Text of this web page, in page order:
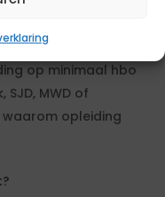
op minimaal hbo
MWD of
opleiding